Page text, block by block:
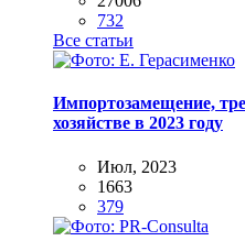
732
Все статьи
Импортозамещение,
хозяйстве в 2023 году
Июл, 2023
1663
379